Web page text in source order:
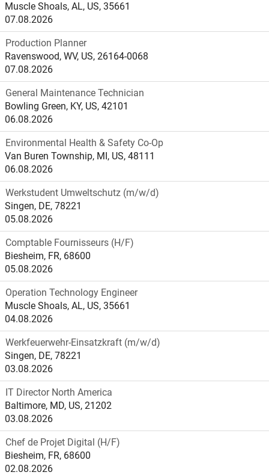
Muscle Shoals, AL, US, 35661
07.08.2026
Production Planner
Ravenswood, WV, US, 26164-0068
07.08.2026
General Maintenance Technician
Bowling Green, KY, US, 42101
06.08.2026
Environmental Health & Safety Co-Op
Van Buren Township, MI, US, 48111
06.08.2026
Werkstudent Umweltschutz (m/w/d)
Singen, DE, 78221
05.08.2026
Comptable Fournisseurs (H/F)
Biesheim, FR, 68600
05.08.2026
Operation Technology Engineer
Muscle Shoals, AL, US, 35661
04.08.2026
Werkfeuerwehr-Einsatzkraft (m/w/d)
Singen, DE, 78221
03.08.2026
IT Director North America
Baltimore, MD, US, 21202
03.08.2026
Chef de Projet Digital (H/F)
Biesheim, FR, 68600
02.08.2026